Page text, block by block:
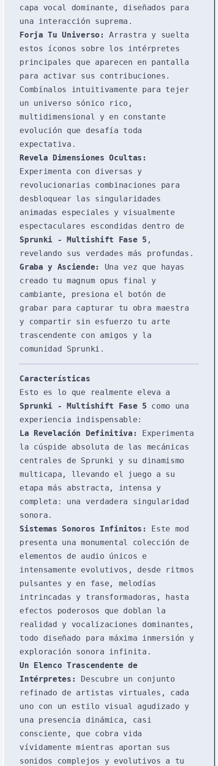
capa vocal dominante, diseñados para
una interacción suprema.
Forja Tu Universo:
Arrastra y suelta
estos íconos sobre los intérpretes
principales que aparecen en pantalla
para activar sus contribuciones.
Combínalos intuitivamente para tejer
un universo sónico rico,
multidimensional y en constante
evolución que desafía toda
expectativa.
Revela Dimensiones Ocultas:
Experimenta con diversas y
revolucionarias combinaciones para
desbloquear las singularidades
animadas especiales y visualmente
espectaculares escondidas dentro de
Sprunki - Multishift Fase 5 ,
revelando sus verdades más profundas.
Graba y Asciende:
Una vez que hayas
creado tu magnum opus final y
cambiante, presiona el botón de
grabar para capturar tu obra maestra
y compartir sin esfuerzo tu arte
trascendente con amigos y la
comunidad Sprunki.
Características
Esto es lo que realmente eleva a
Sprunki - Multishift Fase 5 como una
experiencia indispensable:
La Revelación Definitiva:
Experimenta
la cúspide absoluta de las mecánicas
centrales de Sprunki y su dinamismo
multicapa, llevando el juego a su
etapa más abstracta, intensa y
completa: una verdadera singularidad
sonora.
Sistemas Sonoros Infinitos:
Este mod
presenta una monumental colección de
elementos de audio únicos e
intensamente evolutivos, desde ritmos
pulsantes y en fase, melodías
intrincadas y transformadoras, hasta
efectos poderosos que doblan la
realidad y vocalizaciones dominantes,
todo diseñado para máxima inmersión y
exploración sonora infinita.
Un Elenco Trascendente de
Intérpretes:
Descubre un conjunto
refinado de artistas virtuales, cada
uno con un estilo visual agudizado y
una presencia dinámica, casi
consciente, que cobra vida
vívidamente mientras aportan sus
sonidos complejos y evolutivos a tu